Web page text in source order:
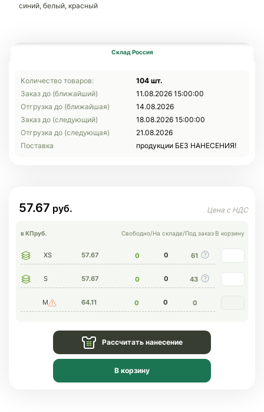
синий, белый, красный
Склад Россия
Количество товаров:
104 шт.
Заказ до (ближайший)
11.08.2026 15:00:00
Отгрузка до (ближайшая)
14.08.2026
Заказ до (следующий)
18.08.2026 15:00:00
Отгрузка до (следующая)
21.08.2026
Поставка
продукции БЕЗ НАНЕСЕНИЯ!
57.67
в КПруб. Свободно/На складе/Под заказ В корзину
XS 57.67 0 0 61
S 57.67 0 0 43
M 64.11 0 0 0
Рассчитать нанесение
В корзину